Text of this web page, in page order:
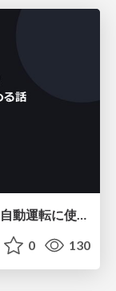
Forza Horizon 6 のテレメトリ機能で 自動運転に使えそうな学習データを集める話
0 130